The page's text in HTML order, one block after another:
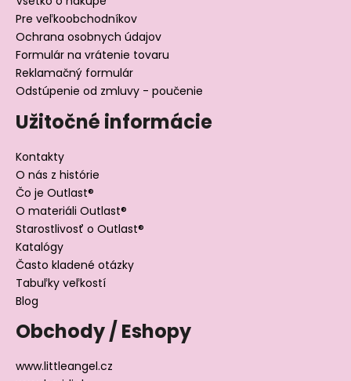
Pre veľkoobchodníkov
Ochrana osobnych údajov
Formulár na vrátenie tovaru
Reklamačný formulár
Odstúpenie od zmluvy - poučenie
Užitočné informácie
Kontakty
O nás z histórie
Čo je Outlast®
O materiáli Outlast®
Starostlivosť o Outlast®
Katalógy
Často kladené otázky
Tabuľky veľkostí
Blog
Obchody / Eshopy
www.littleangel.cz